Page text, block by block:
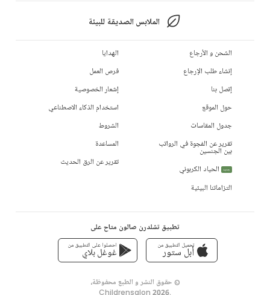
الملابس الصديقة للبيئة
الشحن و الأرجاع
إنشاء طلب الإرجاع
إتصل بنا
حول الموقع
جدول المقاسات
تقرير عن الفجوة في الرواتب
بين الجنسين
جديد
الحياد الكربوني
التزاماتنا البيئية
الهدايا
فرص العمل
إشعار الخصوصية
استخدام الذكاء الاصطناعي
الشروط
المساعدة
تقرير عن الرق الحديث
تطبيق تشلدرن صالون متاح على
تحميل التطبيق من
أبل ستور
احصلوا على التطبيق من
غوغل بلاي
© حقوق النشر و الطبع محفوظة،
,
Childrensalon 2026